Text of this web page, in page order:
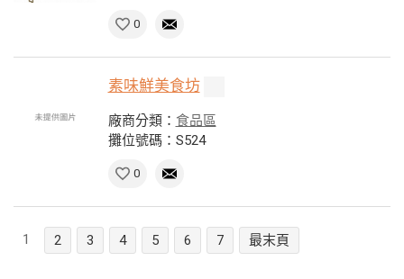
0
素味鮮美食坊
廠商分類： 食品區
攤位號碼：S524
0
1 2 3 4 5 6 7 最末頁